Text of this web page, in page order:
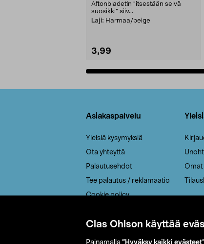
Clas Ohlson käyttää
Painamalla ”Hyväksy kaikki
Aftonbladetin "itsestään selvä
suosikki" siiv...
Laji: Harmaa/beige
3,99
Asiakaspalvelu
Yleisiä kysymyksiä
Ota yhteyttä
Palautusehdot
Tee palautus / reklamaatio
Cookie policy
Saavutettavuus